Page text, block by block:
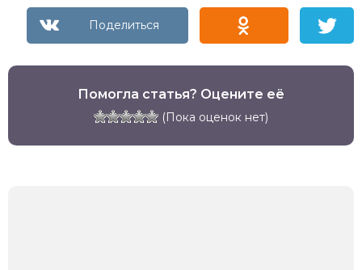
Помогла статья? Оцените её
(Пока оценок нет)